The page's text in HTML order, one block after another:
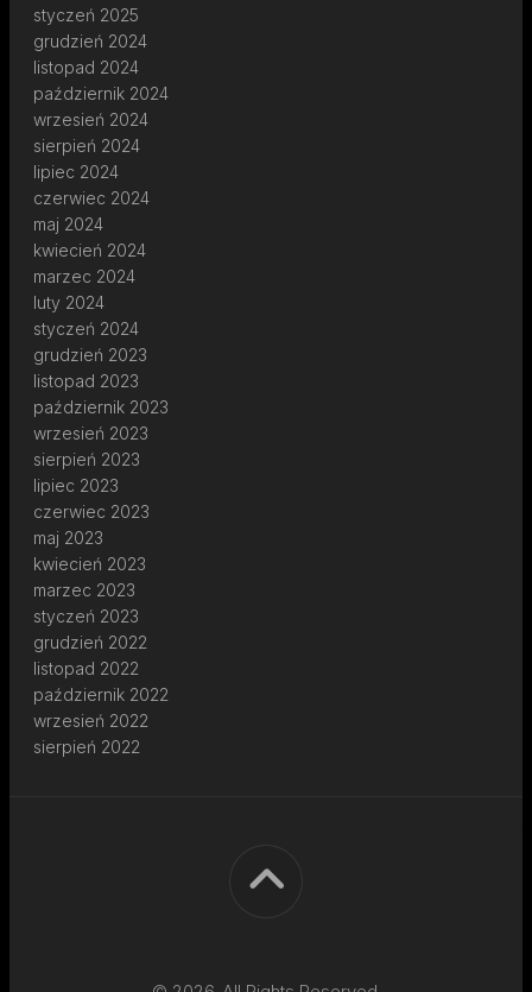
styczeń 2025
grudzień 2024
listopad 2024
październik 2024
wrzesień 2024
sierpień 2024
lipiec 2024
czerwiec 2024
maj 2024
kwiecień 2024
marzec 2024
luty 2024
styczeń 2024
grudzień 2023
listopad 2023
październik 2023
wrzesień 2023
sierpień 2023
lipiec 2023
czerwiec 2023
maj 2023
kwiecień 2023
marzec 2023
styczeń 2023
grudzień 2022
listopad 2022
październik 2022
wrzesień 2022
sierpień 2022